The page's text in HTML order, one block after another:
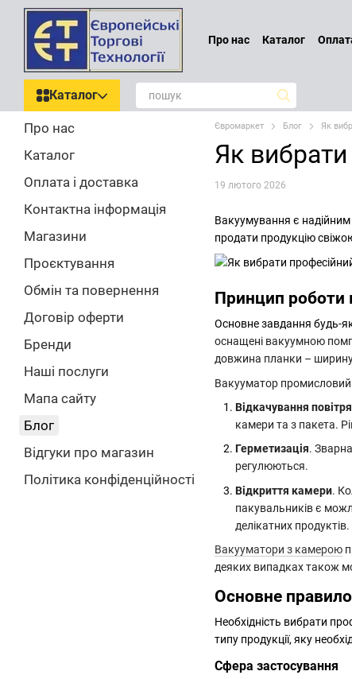
Перейти до основного контенту
Про нас Каталог
Каталог
Євромаркет Блог Як
Як
19 лютого 2026
Вакуумування є
продати продукцію
Принцип роботи
Основне завдання будь-
оснащені вакуумною
довжина планки –
Вакууматор
Відкачування повітря
камери та з пакета.
Герметизація.
регулюються.
Відкриття камери.
пакувальників є
делікатних продуктів.
Вакууматори з камерою
деяких випадках також
Основне
Необхідність вибрати
типу продукції, яку
Сфера застосування
Про нас
Каталог
Оплата і доставка
Контактна інформація
Магазини
Проєктування
Обмін та повернення
Договір оферти
Бренди
Наші послуги
Мапа сайту
Блог
Відгуки про магазин
Політика конфіденційності